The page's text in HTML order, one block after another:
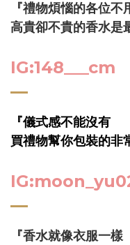
『禮物煩惱的各位不
高貴卻不貴的香水是
IG:148___cm
『儀式感不能沒有
買禮物幫你包裝的非
『香水就像衣服一樣